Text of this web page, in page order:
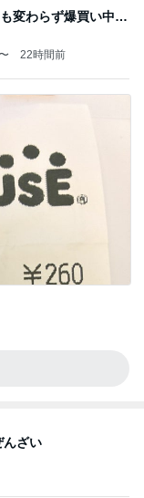
も変わらず爆買い中…
22時間前
んざい